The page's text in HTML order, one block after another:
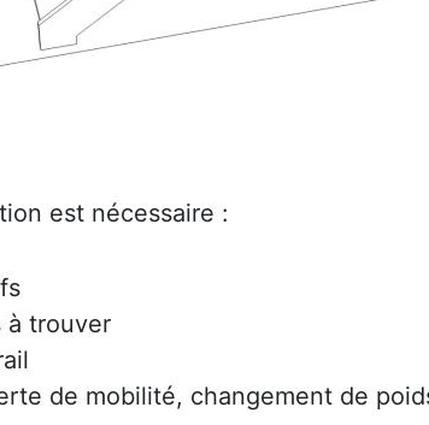
est nécessaire :
à trouver
de mobilité, changement de